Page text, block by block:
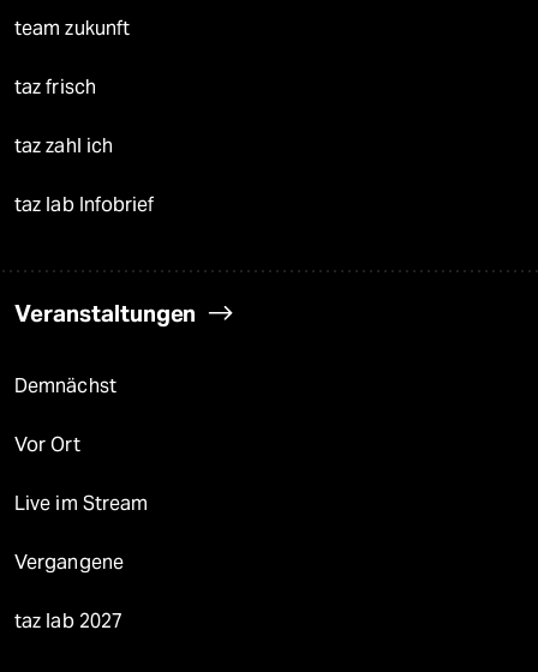
team zukunft
taz frisch
taz zahl ich
taz lab Infobrief
Veranstaltungen
Demnächst
Vor Ort
Live im Stream
Vergangene
taz lab 2027